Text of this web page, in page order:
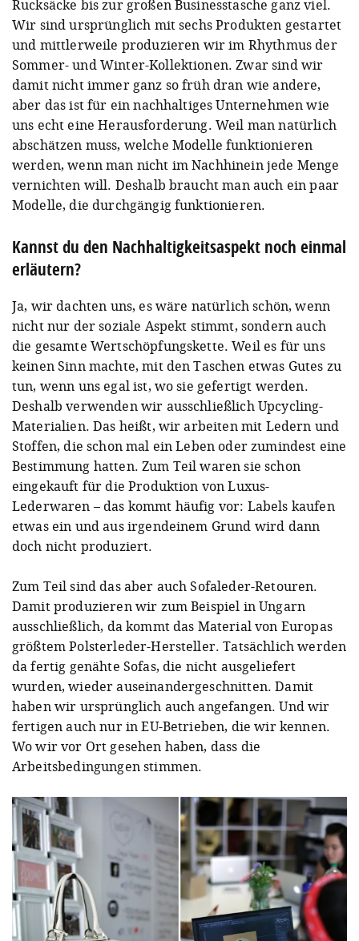
Rucksäcke bis zur großen Businesstasche ganz viel.
Wir sind ursprünglich mit sechs Produkten gestartet
und mittlerweile produzieren wir im Rhythmus der
Sommer- und Winter-Kollektionen. Zwar sind wir
damit nicht immer ganz so früh dran wie andere,
aber das ist für ein nachhaltiges Unternehmen wie
uns echt eine Herausforderung. Weil man natürlich
abschätzen muss, welche Modelle funktionieren
werden, wenn man nicht im Nachhinein jede Menge
vernichten will. Deshalb braucht man auch ein paar
Modelle, die durchgängig funktionieren.
Kannst du den Nachhaltigkeitsaspekt noch einmal
erläutern?
Ja, wir dachten uns, es wäre natürlich schön, wenn
nicht nur der soziale Aspekt stimmt, sondern auch
die gesamte Wertschöpfungskette. Weil es für uns
keinen Sinn machte, mit den Taschen etwas Gutes zu
tun, wenn uns egal ist, wo sie gefertigt werden.
Deshalb verwenden wir ausschließlich Upcycling-
Materialien. Das heißt, wir arbeiten mit Ledern und
Stoffen, die schon mal ein Leben oder zumindest eine
Bestimmung hatten. Zum Teil waren sie schon
eingekauft für die Produktion von Luxus-
Lederwaren – das kommt häufig vor: Labels kaufen
etwas ein und aus irgendeinem Grund wird dann
doch nicht produziert.
Zum Teil sind das aber auch Sofaleder-Retouren.
Damit produzieren wir zum Beispiel in Ungarn
ausschließlich, da kommt das Material von Europas
größtem Polsterleder-Hersteller. Tatsächlich werden
da fertig genähte Sofas, die nicht ausgeliefert
wurden, wieder auseinandergeschnitten. Damit
haben wir ursprünglich auch angefangen. Und wir
fertigen auch nur in EU-Betrieben, die wir kennen.
Wo wir vor Ort gesehen haben, dass die
Arbeitsbedingungen stimmen.